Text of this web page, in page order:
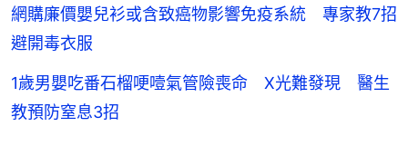
網購廉價嬰兒衫或含致癌物影響免疫系統 專家教7招
避開毒衣服
1歲男嬰吃番石榴哽噎氣管險喪命 X光難發現 醫生
教預防窒息3招